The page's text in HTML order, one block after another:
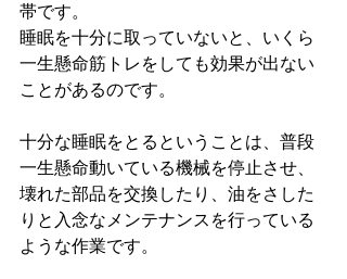
帯です。
睡眠を十分に取っていないと、いくら
一生懸命筋トレをしても効果が出ない
ことがあるのです。
十分な睡眠をとるということは、普段
一生懸命動いている機械を停止させ、
壊れた部品を交換したり、油をさした
りと入念なメンテナンスを行っている
ような作業です。